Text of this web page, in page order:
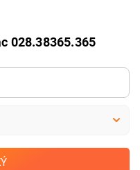
028.38365.365